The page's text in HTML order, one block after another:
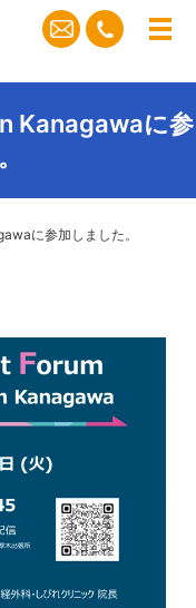
メ
Kanagawaに参
に参加しました。